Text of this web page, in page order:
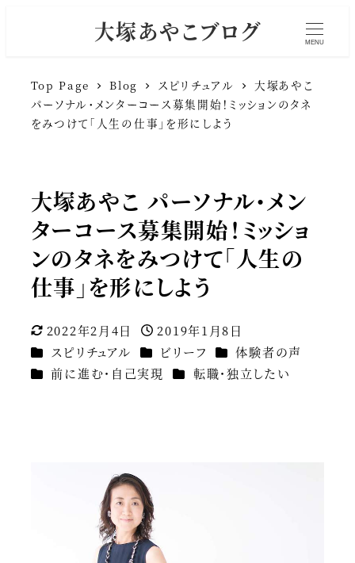
大塚あやこブログ MENU
Top Page Blog スピリチュアル
大塚あやこ
パーソナル・メンターコース募集開始！ミッションのタネ
をみつけて「人生の仕事」を形にしよう
大塚あやこ パーソナル・メン
ターコース募集開始！ミッショ
ンのタネをみつけて「人生の
仕事」を形にしよう
更新日
2022年2月4日
投稿日
2019年1月8日
カテゴリー
スピリチュアル カテゴリー
ビリーフ カテゴリー
体験者の声
カテゴリー
前に進む・自己実現 カテゴリー
転職・独立したい